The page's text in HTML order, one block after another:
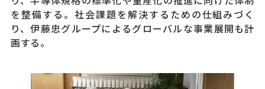
を整備する。社会課題を解決するための仕組みづく
り、伊藤忠グループによるグローバルな事業展開も計
画する。